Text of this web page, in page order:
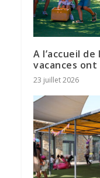
A l’accueil
vacances
23 juillet 2026